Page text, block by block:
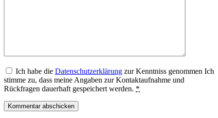
Ich habe die Datenschutzerklärung zur Kenntniss genommen Ich
stimme zu, dass meine Angaben zur Kontaktaufnahme und
Rückfragen dauerhaft gespeichert werden. *